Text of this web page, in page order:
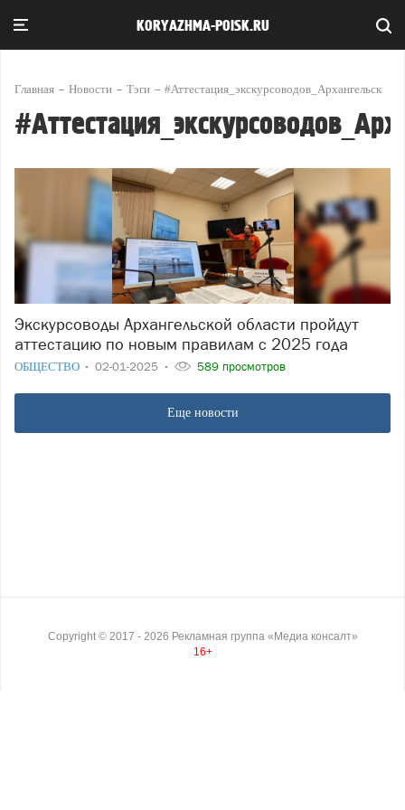
KORYAZHMA-POISK.RU
Главная Новости Тэги #Аттестация_экскурсоводов_Архангельск
Экскурсоводы Архангельской области пройдут
аттестацию по новым правилам с 2025 года
ОБЩЕСТВО 02-01-2025 589 просмотров
Еще новости
Copyright © 2017 - 2026 Рекламная группа «Медиа консалт»
16+